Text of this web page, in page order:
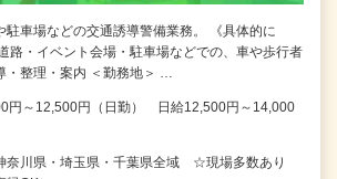
駐車場などの交通誘導警備業務。 《具体的に
・イベント会場・駐車場などでの、車や歩行者
・整理・案内 ＜勤務地＞ …
円～12,500円（日勤） 日給12,500円～14,000
奈川県・埼玉県・千葉県全域 ☆現場多数あり